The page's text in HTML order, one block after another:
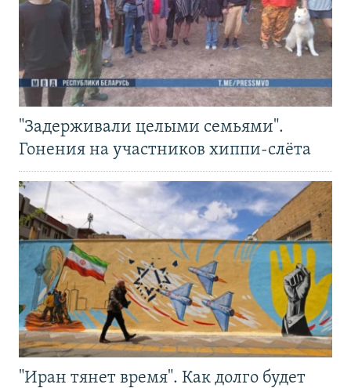
"Задерживали целыми семьями".
Гонения на участников хиппи-слёта
"Иран тянет время". Как долго будет